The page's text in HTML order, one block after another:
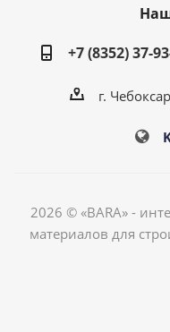
+7 (8352) 37-
г.
2026 © «BARA» -
материалов для